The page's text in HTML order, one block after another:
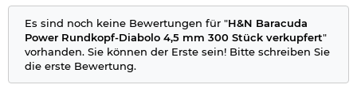
Es sind noch keine Bewertungen für "H&N Baracuda
Power Rundkopf-Diabolo 4,5 mm 300 Stück verkupfert"
vorhanden. Sie können der Erste sein! Bitte schreiben Sie
die erste Bewertung.